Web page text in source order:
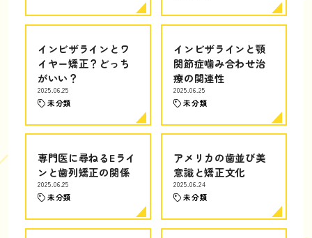
インビザラインとワ
イヤー矯正？どっち
がいい？
2025.06.25
未分類
インビザラインと顎
関節症噛み合わせ治
療の関連性
2025.06.25
未分類
専門医に尋ねるEライ
ンと歯列矯正の関係
2025.06.25
未分類
アメリカの歯並び美
意識と矯正文化
2025.06.24
未分類